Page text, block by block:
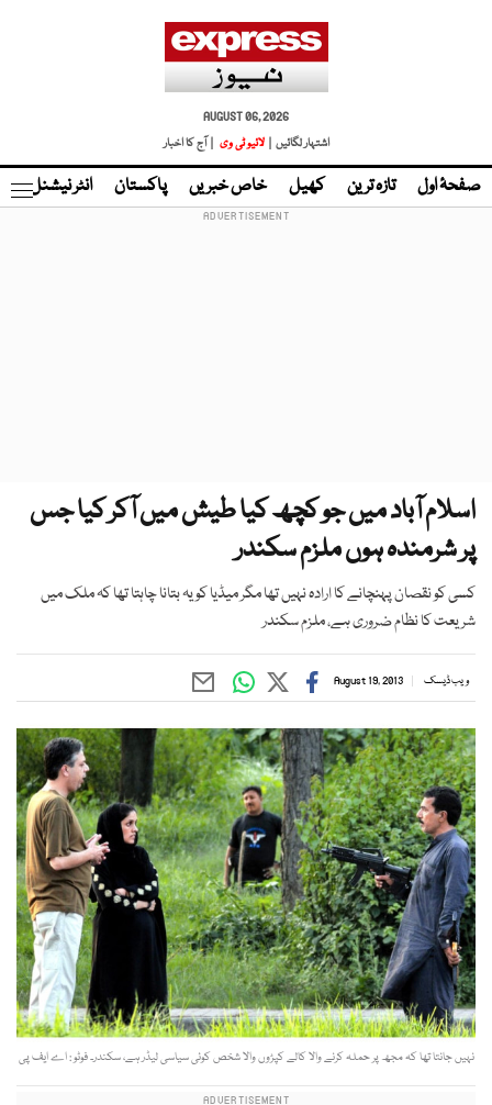
AUGUST 06, 2026
اشتہار لگائیں |
لائیو ٹی وی | آج کا اخبار
صفحۂ اول تازہ ترین کھیل خاص خبریں پاکستان انٹر نیشنل
اسلام آباد میں جو کچھ کیا طیش میں آکر کیا جس
پر شرمندہ ہوں ملزم سکندر
کسی کو نقصان پہنچانے کا ارادہ نہیں تھا مگر میڈیا کو یہ بتانا چاہتا تھا کہ ملک میں
شریعت کا نظام ضروری ہے، ملزم سکندر
ویب ڈیسک August 19, 2013
نہیں جانتا تھا کہ مجھ پر حملہ کرنے والا کالے کپڑوں والا شخص کوئی سیاسی لیڈر ہے، سکندر۔ فوٹو : اے ایف پی